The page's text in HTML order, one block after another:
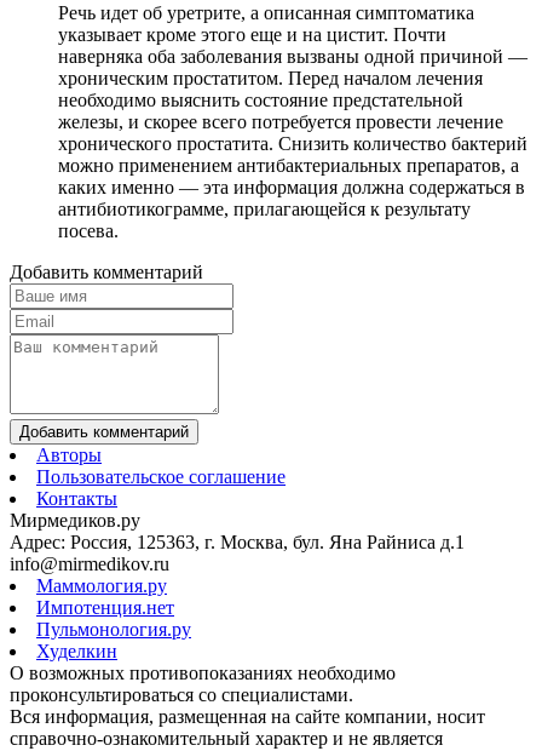
Речь идет об уретрите, а описанная симптоматика
указывает кроме этого еще и на цистит. Почти
наверняка оба заболевания вызваны одной причиной —
хроническим простатитом. Перед началом лечения
необходимо выяснить состояние предстательной
железы, и скорее всего потребуется провести лечение
хронического простатита. Снизить количество бактерий
можно применением антибактериальных препаратов, а
каких именно — эта информация должна содержаться в
антибиотикограмме, прилагающейся к результату
посева.
Добавить комментарий
Добавить комментарий
Авторы
Пользовательское соглашение
Контакты
Мирмедиков.ру
Адрес: Россия, 125363, г. Москва, бул. Яна Райниса д.1
info@mirmedikov.ru
Маммология.ру
Импотенция.нет
Пульмонология.ру
Худелкин
О возможных противопоказаниях необходимо
проконсультироваться со специалистами.
Вся информация, размещенная на сайте компании, носит
справочно-ознакомительный характер и не является